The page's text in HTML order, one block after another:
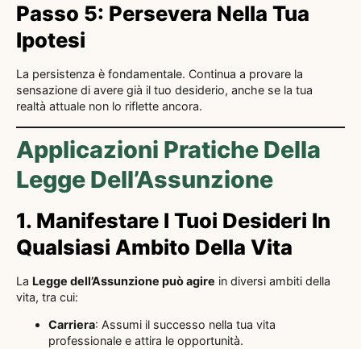
Passo 5: Persevera Nella Tua
Ipotesi
La persistenza è fondamentale. Continua a provare la
sensazione di avere già il tuo desiderio, anche se la tua
realtà attuale non lo riflette ancora.
Applicazioni Pratiche Della
Legge Dell’Assunzione
1. Manifestare I Tuoi Desideri In
Qualsiasi Ambito Della Vita
La Legge dell’Assunzione può agire in diversi ambiti della
vita, tra cui:
Carriera: Assumi il successo nella tua vita
professionale e attira le opportunità.